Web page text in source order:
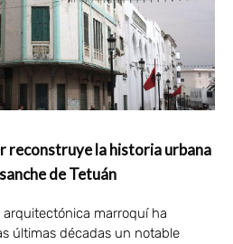
reconstruye la historia urbana
de Tetuán
marroquí ha
últimas décadas un notable